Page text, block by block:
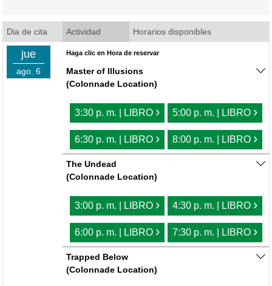
Dia de cita Actividad Horarios disponibles
jue
ago. 6
Haga clic en Hora de reservar
Master of Illusions
(Colonnade Location)
3:30 p. m. | LIBRO › 5:00 p. m. | LIBRO ›
6:30 p. m. | LIBRO › 8:00 p. m. | LIBRO ›
The Undead
(Colonnade Location)
3:00 p. m. | LIBRO › 4:30 p. m. | LIBRO ›
6:00 p. m. | LIBRO › 7:30 p. m. | LIBRO ›
Trapped Below
(Colonnade Location)